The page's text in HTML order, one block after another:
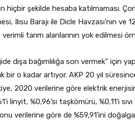
hiçbir şekilde hesaba katılmaması.
Ilısu Barajı ile Dicle Havzası’nın ve
tarım alanlarının yok edilmesi
dışa bağımlılığa son vermek” için
bir o kadar artıyor. AKP 20 yıl
2020 verilerine göre elektrik
linyit, %0,96’sı taşkömürü, %0,11’i
verilerine göre de %59,91’ini